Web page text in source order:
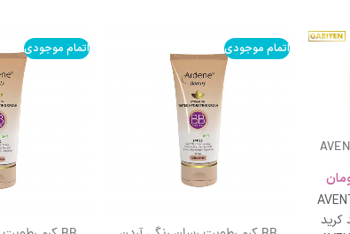
اتمام موجودی اتمام موجودی